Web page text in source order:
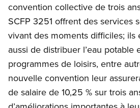
convention collective de trois
SCFP 3251 offrent des services
vivant des moments difficiles; ils
aussi de distribuer l’eau potable
programmes de loisirs, entre
nouvelle convention leur
de salaire de 10,25 % sur trois